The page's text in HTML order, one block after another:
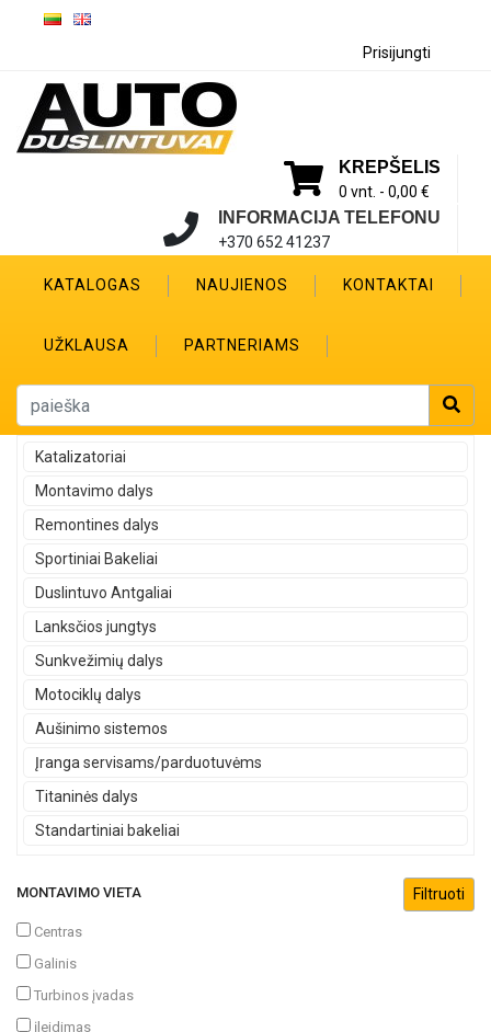
Prisijungti
KREPŠELIS
0 vnt. - 0,00 €
INFORMACIJA TELEFONU
+370 652 41237
KATALOGAS NAUJIENOS KONTAKTAI
UŽKLAUSA PARTNERIAMS
Katalizatoriai
Montavimo dalys
Remontines dalys
Sportiniai Bakeliai
Duslintuvo Antgaliai
Lanksčios jungtys
Sunkvežimių dalys
Motociklų dalys
Aušinimo sistemos
Įranga servisams/parduotuvėms
Titaninės dalys
Standartiniai bakeliai
MONTAVIMO VIETA
Centras
Galinis
Turbinos įvadas
įleidimas